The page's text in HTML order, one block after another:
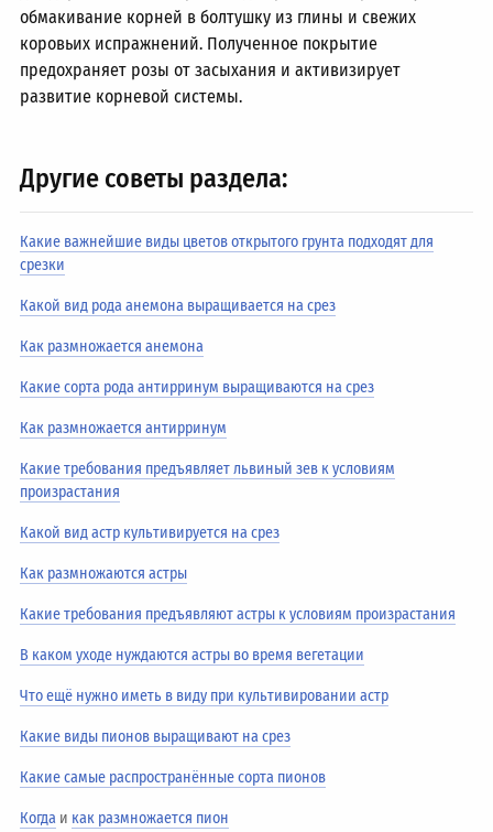
обмакивание корней в болтушку из глины и свежих
коровьих испражнений. Полученное покрытие
предохраняет розы от засыхания и активизирует
развитие корневой системы.
Другие советы раздела:
Какие важнейшие виды цветов открытого грунта подходят для
срезки
Какой вид рода анемона выращивается на срез
Как размножается анемона
Какие сорта рода антирринум выращиваются на срез
Как размножается антирринум
Какие требования предъявляет львиный зев к условиям
произрастания
Какой вид астр культивируется на срез
Как размножаются астры
Какие требования предъявляют астры к условиям произрастания
В каком уходе нуждаются астры во время вегетации
Что ещё нужно иметь в виду при культивировании астр
Какие виды пионов выращивают на срез
Какие самые распространённые сорта пионов
Когда и как размножается пион